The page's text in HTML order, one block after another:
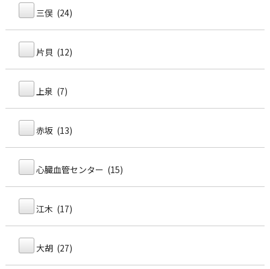
三俣 (24)
片貝 (12)
上泉 (7)
赤坂 (13)
心臓血管センター (15)
江木 (17)
大胡 (27)